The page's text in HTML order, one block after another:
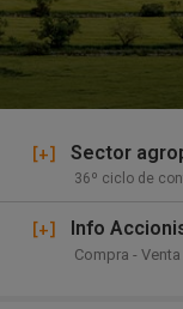
[+] Sector
36º ciclo de
[+] Info
Compra -